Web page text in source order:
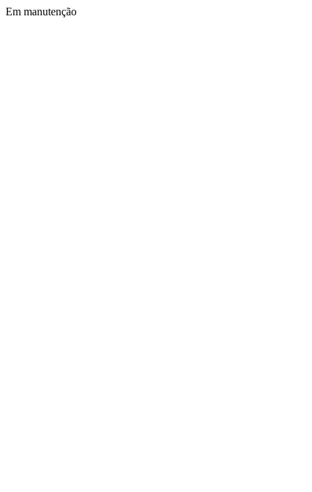
Em manutenção